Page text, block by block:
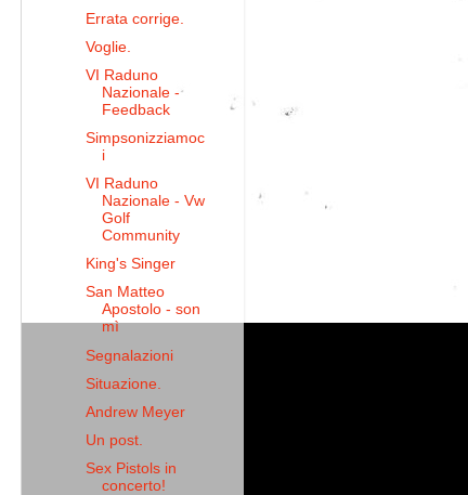
Errata corrige.
Voglie.
VI Raduno
Nazionale -
Feedback
Simpsonizziamoc
i
VI Raduno
Nazionale - Vw
Golf
Community
King's Singer
San Matteo
Apostolo - son
mì
Segnalazioni
Situazione.
Andrew Meyer
Un post.
Sex Pistols in
concerto!